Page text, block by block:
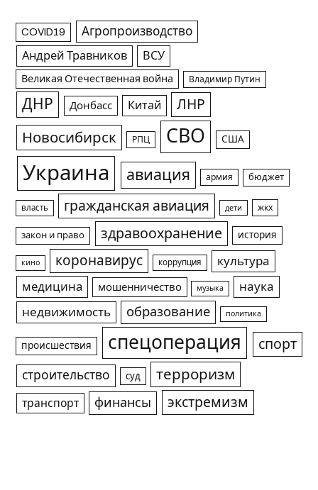
COVID19 Агропроизводство
Андрей Травников ВСУ
Великая Отечественная война Владимир Путин
ДНР Донбасс Китай ЛНР
Новосибирск РПЦ СВО США
Украина авиация армия бюджет
власть гражданская авиация дети жкх
закон и право здравоохранение история
кино коронавирус коррупция
культура
медицина
мошенничество музыка
наука
недвижимость
образование политика
происшествия спецоперация спорт
строительство суд терроризм
транспорт финансы экстремизм